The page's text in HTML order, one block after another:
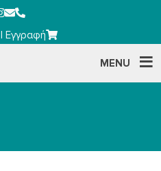
|Εγγραφή
MENU